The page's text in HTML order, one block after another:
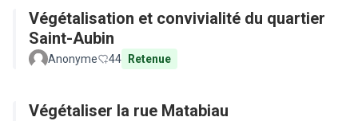
Végétalisation et convivialité du quartier
Saint-Aubin
Anonyme 44 Retenue
Végétaliser la rue Matabiau